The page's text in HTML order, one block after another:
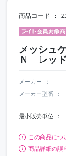
商品コード
メッシュ
Ｎ レッド
メーカー
メーカー型番
最小販売単位
この商品につ
商品詳細の誤